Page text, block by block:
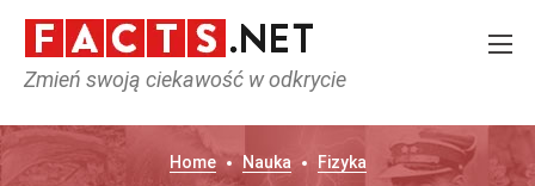
Zmień swoją ciekawość w odkrycie
Home Nauka Fizyka